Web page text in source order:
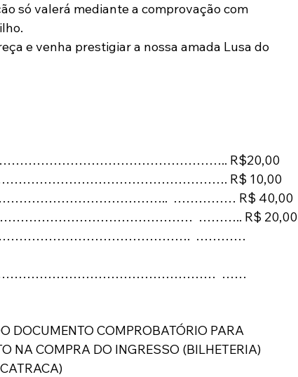
só valerá mediante a comprovação com
e venha prestigiar a nossa amada Lusa do
R$20,00
R$ 10,00
…………… R$ 40,00
……….. R$ 20,00
…………
……
DOCUMENTO COMPROBATÓRIO PARA
NA COMPRA DO INGRESSO (BILHETERIA)